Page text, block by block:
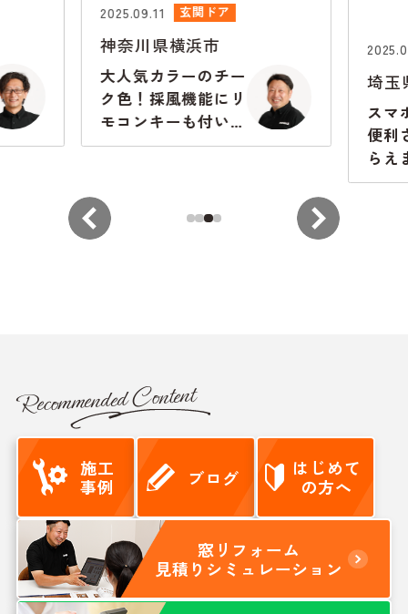
2025.09.11 玄関ドア
神奈川県横浜市
大人気カラーのチー
ク色！採風機能にリ
モコンキーも付いて
超快適に
埼玉
スマ
便利
らえ
Recommended Content
施工
事例
ブログ
はじめて
の方へ
窓リフォーム
見積りシミュレーション